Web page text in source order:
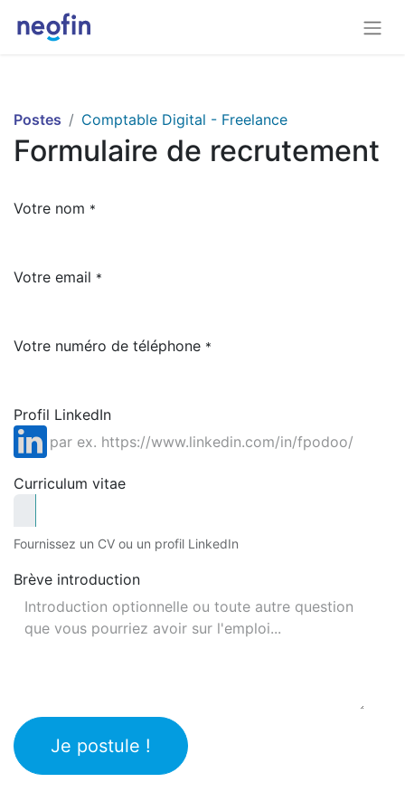
Postes Comptable Digital - Freelance
Formulaire de recrutement
Votre nom *
Votre email *
Votre numéro de téléphone *
Profil LinkedIn
Curriculum vitae
Fournissez un CV ou un profil LinkedIn
Brève introduction
Je postule !